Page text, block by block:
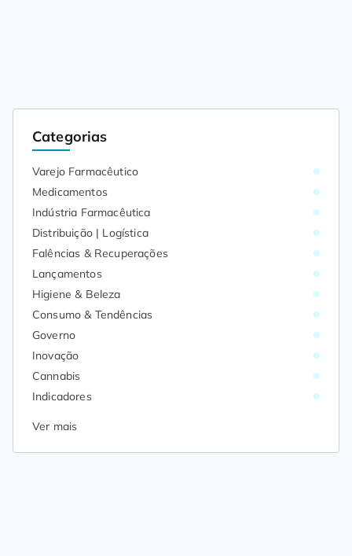
Categorias
Varejo Farmacêutico
Medicamentos
Indústria Farmacêutica
Distribuição | Logística
Falências & Recuperações
Lançamentos
Higiene & Beleza
Consumo & Tendências
Governo
Inovação
Cannabis
Indicadores
Ver mais